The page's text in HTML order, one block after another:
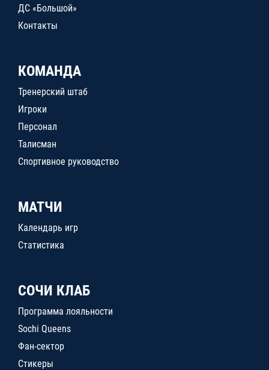
ДС «Большой»
Контакты
КОМАНДА
Тренерский штаб
Игроки
Персонал
Талисман
Спортивное руководство
МАТЧИ
Календарь игр
Статистика
СОЧИ КЛАБ
Программа лояльности
Sochi Queens
Фан-сектор
Стикеры